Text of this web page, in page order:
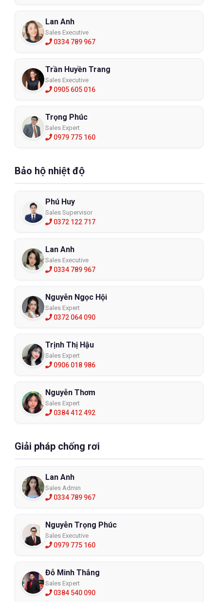
Lan Anh
Sales Executive
0334 789 967
Trần Huyền Trang
Sales Executive
0905 605 016
Trọng Phúc
Sales Expert
0979 775 160
Bảo hộ nhiệt độ
Phú Huy
Sales Supervisor
0372 122 717
Lan Anh
Sales Executive
0334 789 967
Nguyễn Ngọc Hội
Sales Expert
0372 064 090
Trịnh Thị Hậu
Sales Expert
0906 018 986
Nguyễn Thơm
Sales Expert
0384 412 492
Giải pháp chống rơi
Lan Anh
Sales Admin
0334 789 967
Nguyễn Trọng Phúc
Sales Executive
0979 775 160
Đỗ Minh Thắng
Sales Expert
0384 540 090